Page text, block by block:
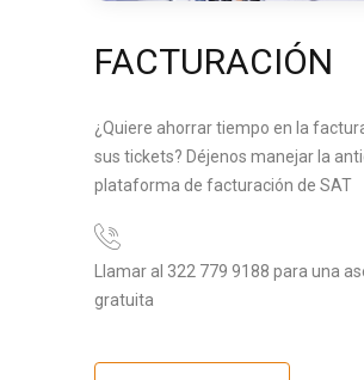
FACTURACIÓN
¿Quiere ahorrar tiempo en la
sus tickets? Déjenos manejar la
plataforma de facturación de SAT
Llamar al 322 779 9188 para una
gratuita